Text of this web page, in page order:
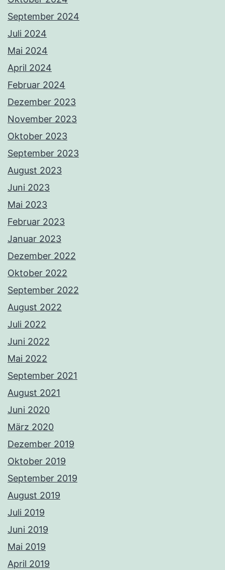
September 2024
Juli 2024
Mai 2024
April 2024
Februar 2024
Dezember 2023
November 2023
Oktober 2023
September 2023
August 2023
Juni 2023
Mai 2023
Februar 2023
Januar 2023
Dezember 2022
Oktober 2022
September 2022
August 2022
Juli 2022
Juni 2022
Mai 2022
September 2021
August 2021
Juni 2020
März 2020
Dezember 2019
Oktober 2019
September 2019
August 2019
Juli 2019
Juni 2019
Mai 2019
April 2019